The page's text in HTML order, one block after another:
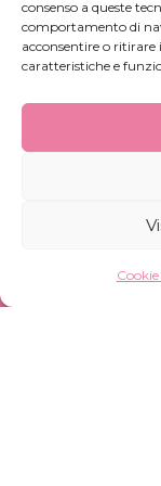
consenso a queste
comportamento di
acconsentire o
caratteristiche e
Whistleblowing
P.IVA
Iscriviti